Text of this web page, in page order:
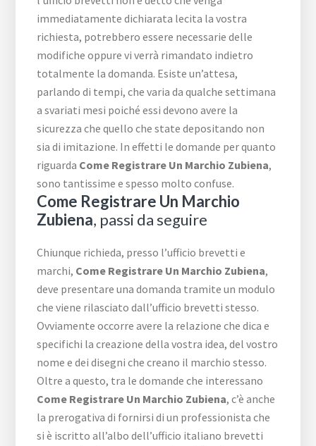
immediatamente dichiarata lecita la vostra
richiesta, potrebbero essere necessarie delle
modifiche oppure vi verrà rimandato indietro
totalmente la domanda. Esiste un’attesa,
parlando di tempi, che varia da qualche settimana
a svariati mesi poiché essi devono avere la
sicurezza che quello che state depositando non
sia di imitazione. In effetti le domande per quanto
riguarda Come Registrare Un Marchio Zubiena,
sono tantissime e spesso molto confuse.
Come Registrare Un Marchio
Zubiena, passi da seguire
Chiunque richieda, presso l’ufficio brevetti e
marchi, Come Registrare Un Marchio Zubiena,
deve presentare una domanda tramite un modulo
che viene rilasciato dall’ufficio brevetti stesso.
Ovviamente occorre avere la relazione che dica e
specifichi la creazione della vostra idea, del vostro
nome e dei disegni che creano il marchio stesso.
Oltre a questo, tra le domande che interessano
Come Registrare Un Marchio Zubiena, c’è anche
la prerogativa di fornirsi di un professionista che
si è iscritto all’albo dell’ufficio italiano brevetti